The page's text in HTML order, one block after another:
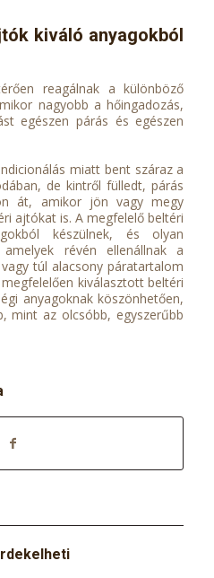
kiváló anyagokból
reagálnak a különböző
nagyobb a hőingadozás,
egészen párás és egészen
miatt bent száraz a
de kintről fülledt, párás
át, amikor jön vagy megy
ajtókat is. A megfelelő beltéri
készülnek, és olyan
révén ellenállnak a
túl alacsony páratartalom
kiválasztott beltéri
anyagoknak köszönhetően,
mint az olcsóbb, egyszerűbb